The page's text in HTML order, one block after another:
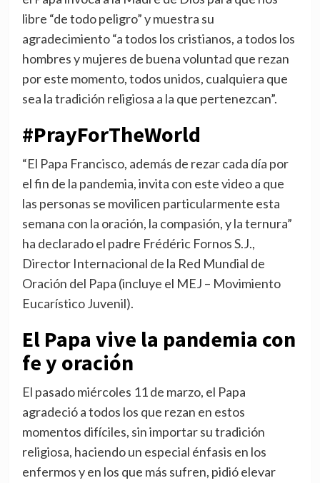
libre “de todo peligro” y muestra su
agradecimiento “a todos los cristianos, a todos los
hombres y mujeres de buena voluntad que rezan
por este momento, todos unidos, cualquiera que
sea la tradición religiosa a la que pertenezcan”.
#PrayForTheWorld
“El Papa Francisco, además de rezar cada día por
el fin de la pandemia, invita con este video a que
las personas se movilicen particularmente esta
semana con la oración, la compasión, y la ternura”
ha declarado el padre Frédéric Fornos S.J.,
Director Internacional de la Red Mundial de
Oración del Papa (incluye el MEJ – Movimiento
Eucarístico Juvenil).
El Papa vive la pandemia con
fe y oración
El pasado miércoles 11 de marzo, el Papa
agradeció a todos los que rezan en estos
momentos difíciles, sin importar su tradición
religiosa, haciendo un especial énfasis en los
enfermos y en los que más sufren, pidió elevar